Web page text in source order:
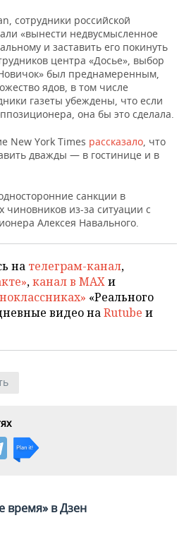
сотрудники российской
«вынести недвусмысленное
и заставить его покинуть
центра «Досье», выбор
был преднамеренным,
ядов, в том числе
газеты убеждены, что если
она бы это сделала.
New York Times рассказало, что
дважды — в гостинице и в
санкции в
чиновников из-за ситуации с
Алексея Навального.
на телеграм-канал,
,канал в MAXи
«Реального
видео наRutube и
время» в Дзен